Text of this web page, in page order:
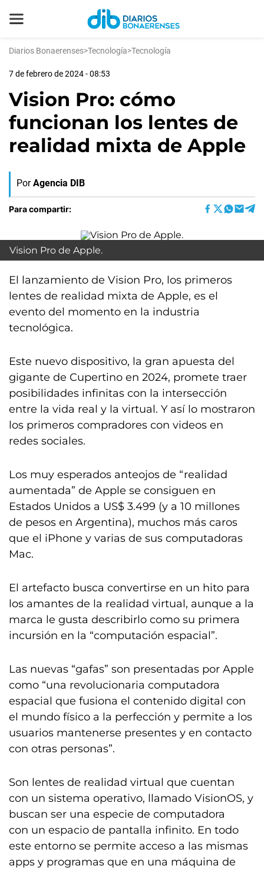
Diarios Bonaerenses>Tecnología>Tecnología
7 de febrero de 2024 - 08:53
Vision Pro: cómo
funcionan los lentes de
realidad mixta de Apple
Por Agencia DIB
Para compartir:
Vision Pro de Apple.
El lanzamiento de Vision Pro, los primeros
lentes de realidad mixta de Apple, es el
evento del momento en la industria
tecnológica.
Este nuevo dispositivo, la gran apuesta del
gigante de Cupertino en 2024, promete traer
posibilidades infinitas con la intersección
entre la vida real y la virtual. Y así lo mostraron
los primeros compradores con videos en
redes sociales.
Los muy esperados anteojos de “realidad
aumentada” de Apple se consiguen en
Estados Unidos a US$ 3.499 (y a 10 millones
de pesos en Argentina), muchos más caros
que el iPhone y varias de sus computadoras
Mac.
El artefacto busca convertirse en un hito para
los amantes de la realidad virtual, aunque a la
marca le gusta describirlo como su primera
incursión en la “computación espacial”.
Las nuevas “gafas” son presentadas por Apple
como “una revolucionaria computadora
espacial que fusiona el contenido digital con
el mundo físico a la perfección y permite a los
usuarios mantenerse presentes y en contacto
con otras personas”.
Son lentes de realidad virtual que cuentan
con un sistema operativo, llamado VisionOS, y
buscan ser una especie de computadora
con un espacio de pantalla infinito. En todo
este entorno se permite acceso a las mismas
apps y programas que en una máquina de